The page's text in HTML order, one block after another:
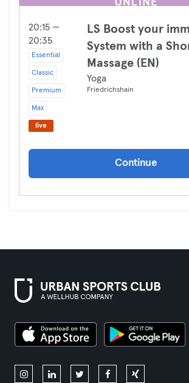
20:15 —
20:35
Essential
Classic
Premium
Max
live
LS Boost your
System with a
Massage (EN)
Yoga
Friedrichshain
Continue